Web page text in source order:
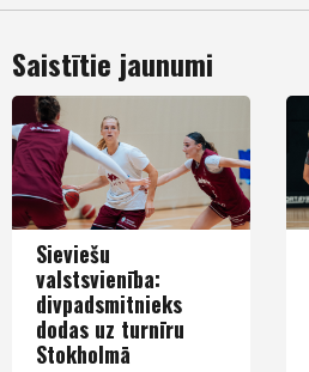
Saistītie jaunumi
Sieviešu
valstsvienība:
divpadsmitnieks
dodas uz turnīru
Stokholmā